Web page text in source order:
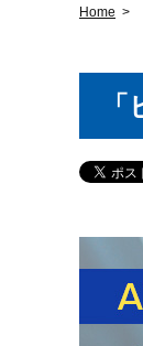
Home >